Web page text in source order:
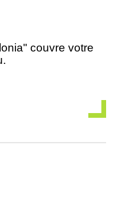
couvre votre